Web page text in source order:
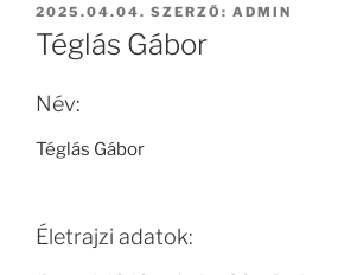
BEKÜLDVE:
2025.04.04. SZERZŐ: ADMIN
Téglás Gábor
Név:
Téglás Gábor
Életrajzi adatok: